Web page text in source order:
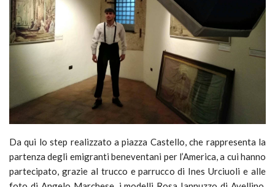
Da qui lo step realizzato a piazza Castello, che rappresenta la
partenza degli emigranti beneventani per l’America, a cui hanno
partecipato, grazie al trucco e parrucco di Ines Urciuoli e alle